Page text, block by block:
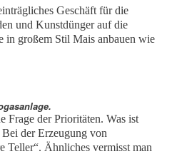
Geschäft für die
und Kunstdünger auf die
in großem Stil Mais anbauen wie
Frage der Prioritäten. Was ist
der Erzeugung von
Teller“. Ähnliches vermisst man